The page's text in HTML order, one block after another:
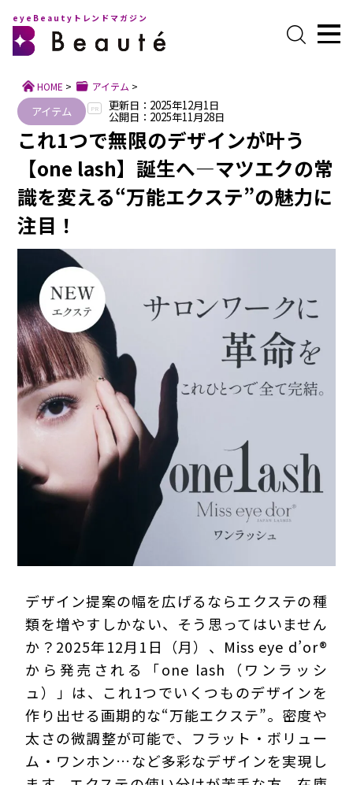
プライバシーポリシー
eyeBeautyトレンドマガジン
HOME > アイテム >
アイテム PR 更新日：2025年12月1日
公開日：2025年11月28日
これ1つで無限のデザインが叶う
【one lash】誕生へ―マツエクの常
識を変える“万能エクステ”の魅力に
注目！
デザイン提案の幅を広げるならエクステの種
類を増やすしかない、そう思ってはいません
か？2025年12月1日（月）、Miss eye d’or®
から発売される「one lash（ワンラッシ
ュ）」は、これ1つでいくつものデザインを
作り出せる画期的な“万能エクステ”。密度や
太さの微調整が可能で、フラット・ボリュー
ム・ワンホン…など多彩なデザインを実現し